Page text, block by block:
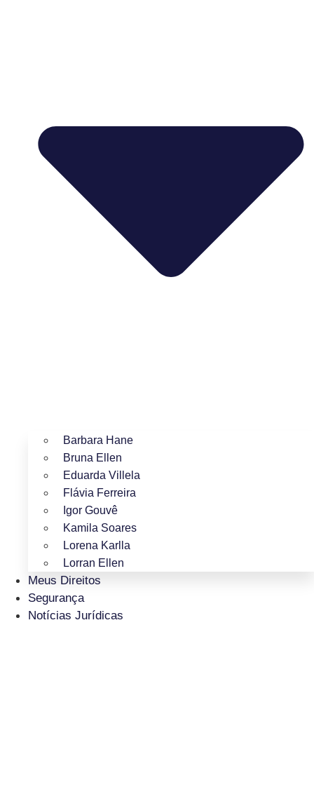
Barbara Hane
Bruna Ellen
Eduarda Villela
Flávia Ferreira
Igor Gouvê
Kamila Soares
Lorena Karlla
Lorran Ellen
Meus Direitos
Segurança
Notícias Jurídicas